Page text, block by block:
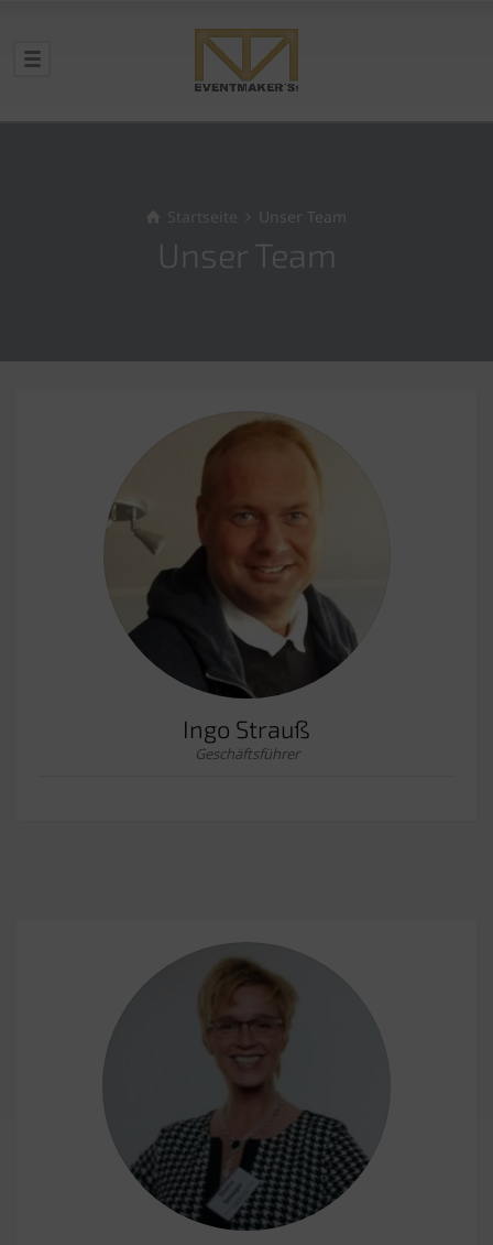
Startseite Unser Team
Unser Team
Ingo Strauß
Geschäftsführer